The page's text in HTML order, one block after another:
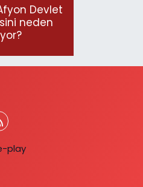
Devlet
neden